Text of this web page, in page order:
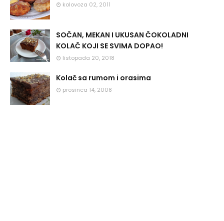
kolovoza 02, 2011
SOČAN, MEKAN I UKUSAN ČOKOLADNI
KOLAČ KOJI SE SVIMA DOPAO!
listopada 20, 2018
Kolač sa rumom i orasima
prosinca 14, 2008